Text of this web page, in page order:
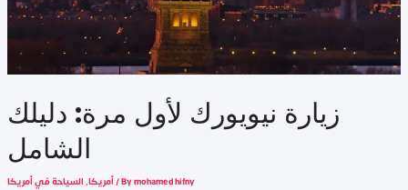
زيارة نيويورك لأول مرة: دليلك
الشامل
أمريكا,السياحة في أمريكا / Bymohamed hifny